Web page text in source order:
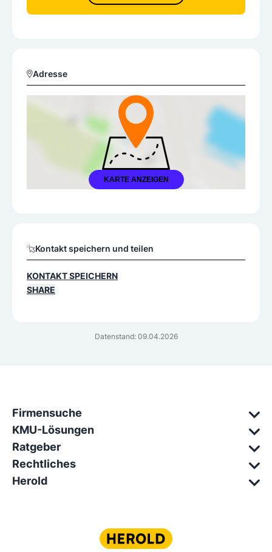
Adresse
KARTE ANZEIGEN
Datenstand: 09.04.2026
Kontakt speichern und teilen
KONTAKT SPEICHERN
SHARE
Firmensuche
KMU-Lösungen
Ratgeber
Rechtliches
Herold